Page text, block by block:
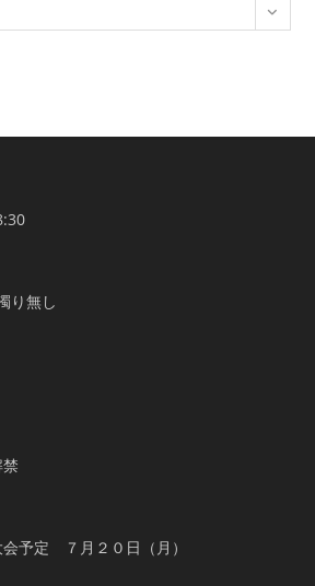
無し
予定 ７月２０日（月）